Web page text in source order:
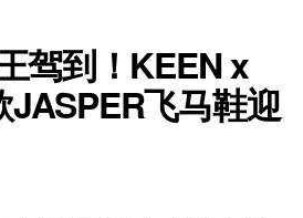
驾到！KEEN x
飞马鞋迎